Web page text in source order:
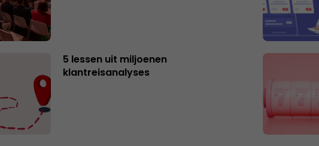
5 lessen uit miljoenen
klantreisanalyses